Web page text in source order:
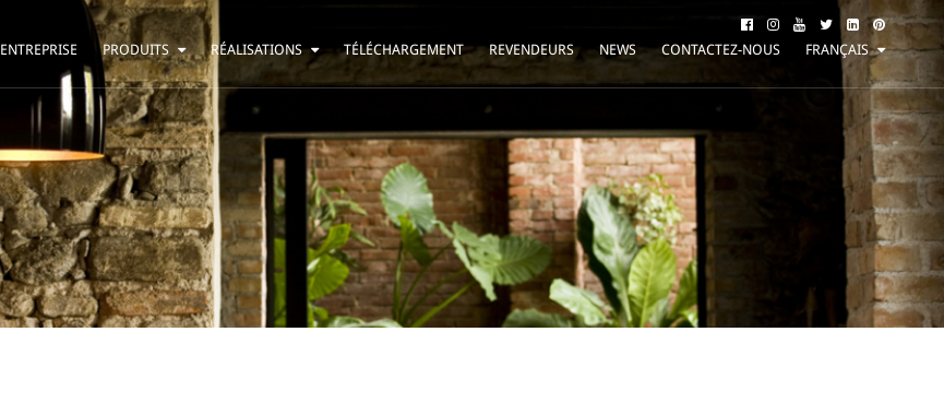
ENTREPRISE
PRODUITS
SUSPENSION
LAMPE DE TABLE
LAMPADAIRE
APPLIQUE
PLAFONNIER
RÉALISATIONS
RÉSIDENTIEL
BARS ET RESTAURANTS
HÔTELS
BUREAUX
AUTRE
TÉLÉCHARGEMENT REVENDEURS NEWS CONTACTEZ-NOUS
FRANÇAIS
ITALIANO
ENGLISH
DEUTSCH